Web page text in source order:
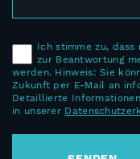
Ich stimme zu, dass
zur Beantwortung
werden. Hinweis: Sie
Zukunft per E-Mail an
Detaillierte
in unserer